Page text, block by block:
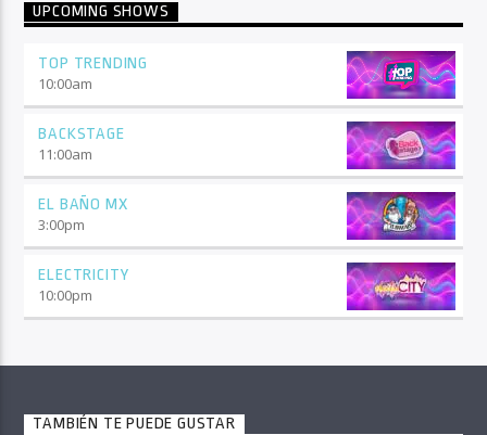
UPCOMING SHOWS
TOP TRENDING
10:00am
BACKSTAGE
11:00am
EL BAÑO MX
3:00pm
ELECTRICITY
10:00pm
TAMBIÉN TE PUEDE GUSTAR